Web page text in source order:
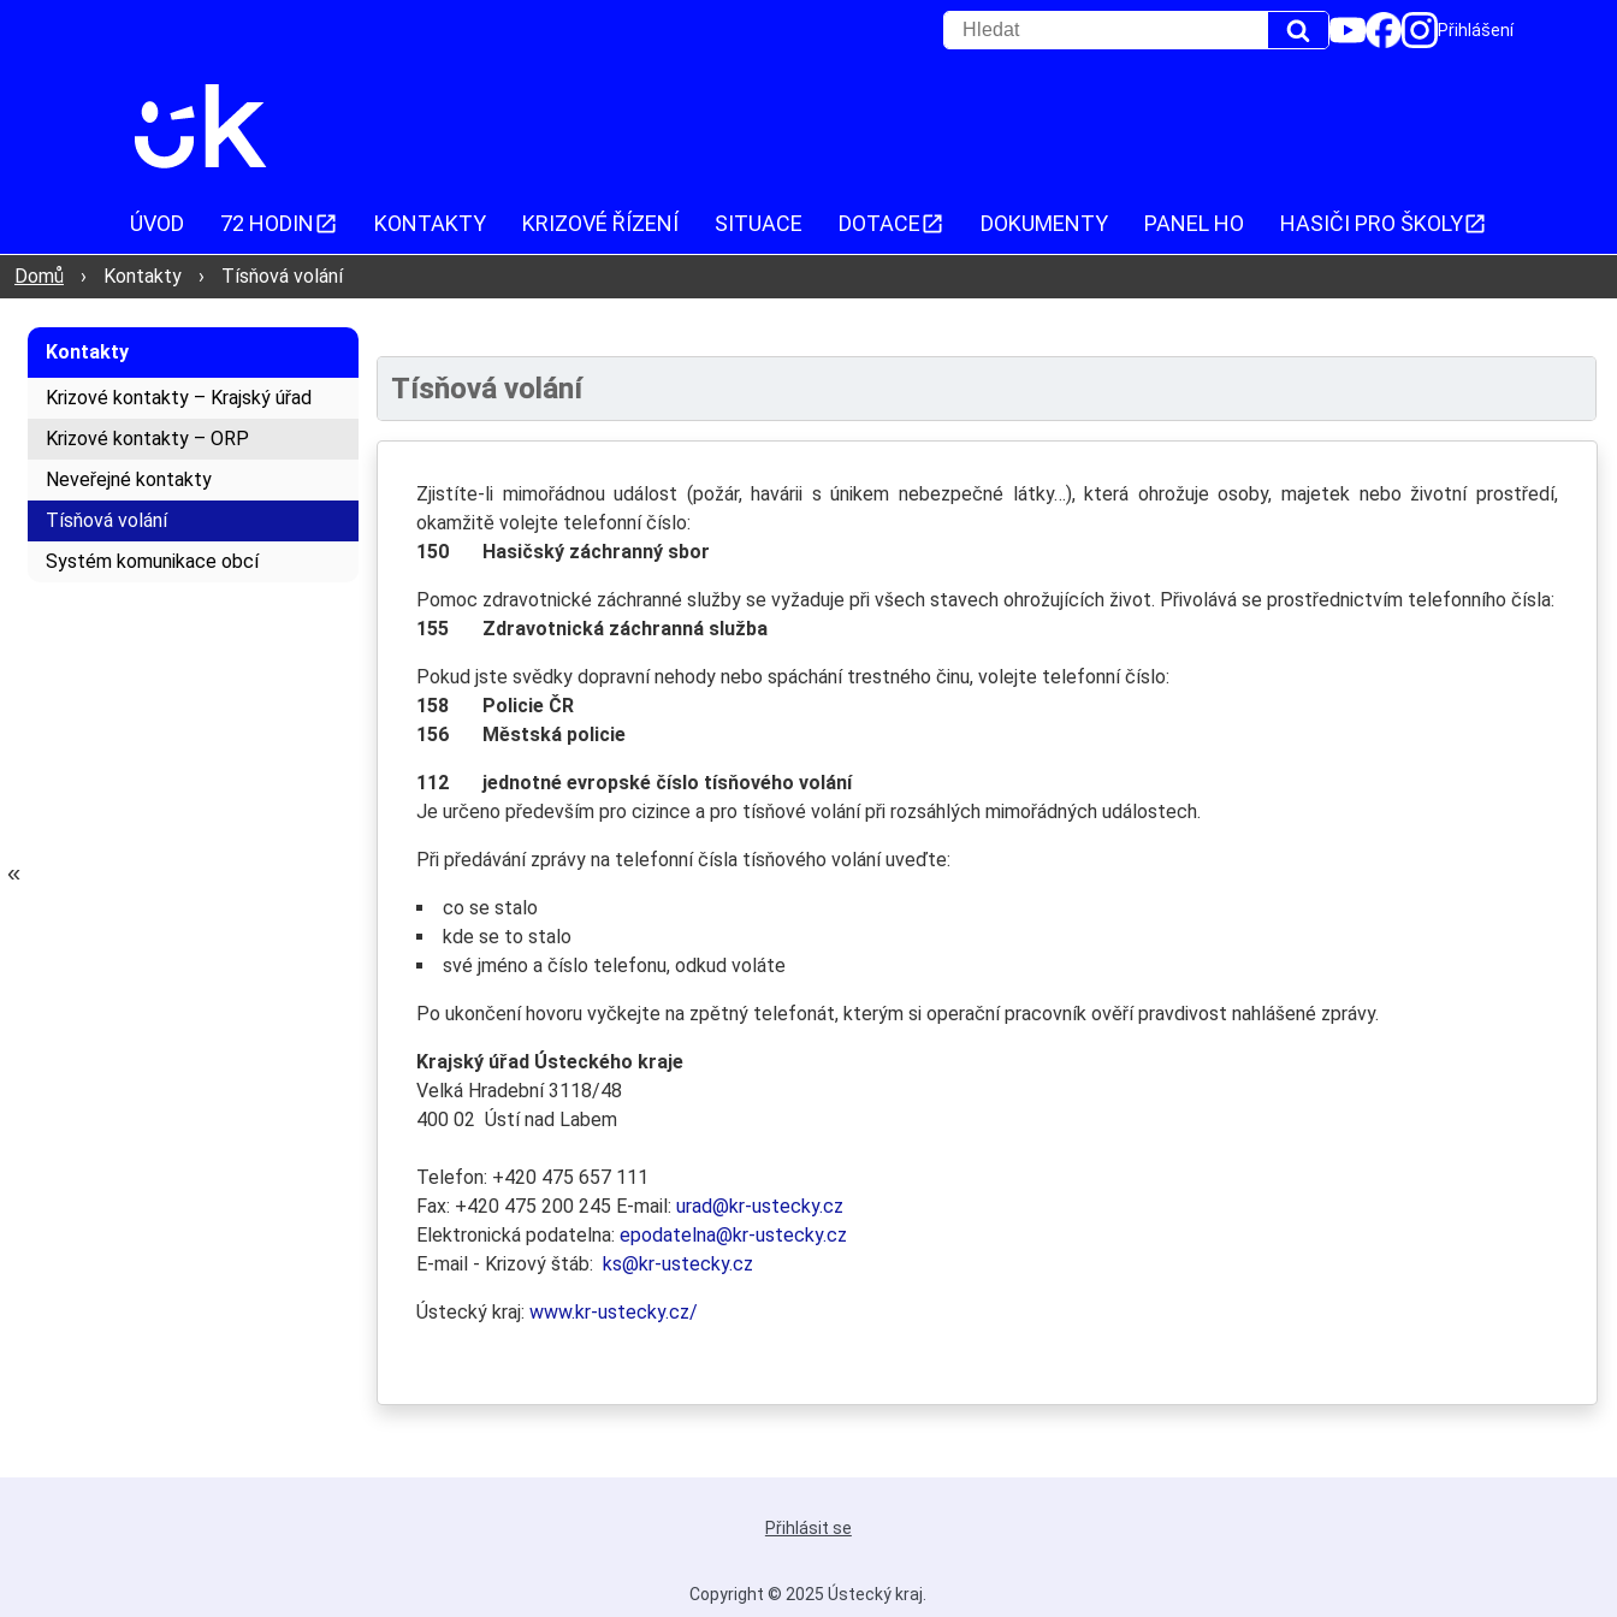
Přihlášení
ÚVOD 72 HODIN KONTAKTY KRIZOVÉ ŘÍZENÍ SITUACE DOTACE DOKUMENTY PANEL HO HASIČI PRO ŠKOLY
Domů › Kontakty › Tísňová volání
Kontakty
Krizové kontakty – Krajský úřad
Krizové kontakty – ORP
Neveřejné kontakty
Tísňová volání
Systém komunikace obcí
Tísňová volání
Zjistíte-li mimořádnou událost (požár, havárii s únikem nebezpečné látky…), která ohrožuje osoby, majetek nebo životní prostředí,
okamžitě volejte telefonní číslo:
150 Hasičský záchranný sbor
Pomoc zdravotnické záchranné služby se vyžaduje při všech stavech ohrožujících život. Přivolává se prostřednictvím telefonního čísla:
155 Zdravotnická záchranná služba
Pokud jste svědky dopravní nehody nebo spáchání trestného činu, volejte telefonní číslo:
158 Policie ČR
156 Městská policie
112 jednotné evropské číslo tísňového volání
Je určeno především pro cizince a pro tísňové volání při rozsáhlých mimořádných událostech.
Při předávání zprávy na telefonní čísla tísňového volání uveďte:
co se stalo
kde se to stalo
své jméno a číslo telefonu, odkud voláte
Po ukončení hovoru vyčkejte na zpětný telefonát, kterým si operační pracovník ověří pravdivost nahlášené zprávy.
Krajský úřad Ústeckého kraje
Velká Hradební 3118/48
400 02 Ústí nad Labem
Telefon: +420 475 657 111
Fax: +420 475 200 245 E-mail: urad@kr-ustecky.cz
Elektronická podatelna: epodatelna@kr-ustecky.cz
E-mail - Krizový štáb: ks@kr-ustecky.cz
Ústecký kraj: www.kr-ustecky.cz/
Přihlásit se
Copyright © 2025 Ústecký kraj.